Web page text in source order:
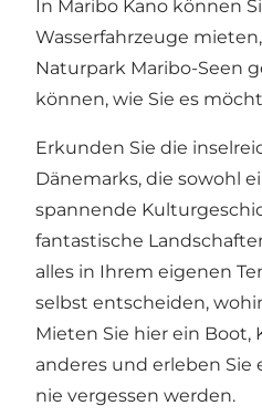
In Maribo Kano können
Wasserfahrzeuge
Naturpark Maribo-Seen
können, wie Sie es
Erkunden Sie die
Dänemarks, die sowohl
spannende
fantastische
alles in Ihrem eigenen
selbst entscheiden,
Mieten Sie hier ein Boot,
anderes und erleben Sie
nie vergessen werden.